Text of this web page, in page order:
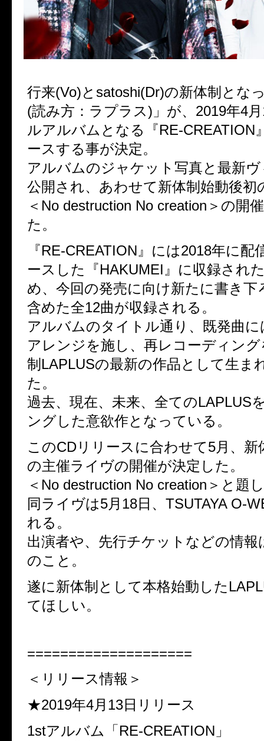
行来(Vo)とsatoshi(Dr)の新体制とな
(読み方：ラプラス)」が、2019年4
ルアルバムとなる『RE-CREATION
ースする事が決定。
アルバムのジャケット写真と最新
公開され、あわせて新体制始動後初
＜No destruction No creation＞の開
た。
『RE-CREATION』には2018年に配
ースした『HAKUMEI』に収録され
め、今回の発売に向け新たに書き下
含めた全12曲が収録される。
アルバムのタイトル通り、既発曲
アレンジを施し、再レコーディン
制LAPLUSの最新の作品として生ま
た。
過去、現在、未来、全てのLAPLUS
ングした意欲作となっている。
このCDリリースに合わせて5月、新
の主催ライヴの開催が決定した。
＜No destruction No creation＞と題
同ライヴは5月18日、TSUTAYA O-
れる。
出演者や、先行チケットなどの情報
のこと。
遂に新体制として本格始動した
てほしい。
====================
＜リリース情報＞
★2019年4月13日リリース
1stアルバム「RE-CREATION」